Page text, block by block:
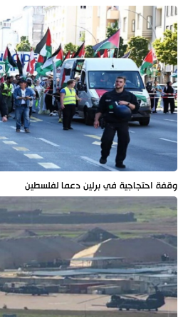
وقفة احتجاجية في برلين دعما لفلسطين